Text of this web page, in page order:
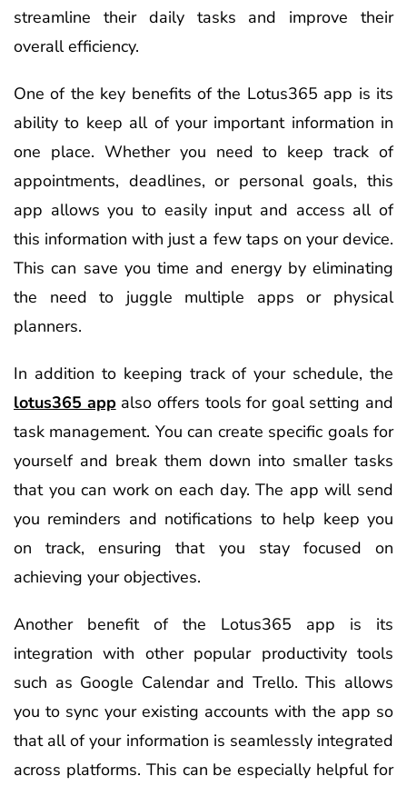
streamline their daily tasks and improve their
overall efficiency.
One of the key benefits of the Lotus365 app is its
ability to keep all of your important information in
one place. Whether you need to keep track of
appointments, deadlines, or personal goals, this
app allows you to easily input and access all of
this information with just a few taps on your device.
This can save you time and energy by eliminating
the need to juggle multiple apps or physical
planners.
In addition to keeping track of your schedule, the
lotus365 app also offers tools for goal setting and
task management. You can create specific goals for
yourself and break them down into smaller tasks
that you can work on each day. The app will send
you reminders and notifications to help keep you
on track, ensuring that you stay focused on
achieving your objectives.
Another benefit of the Lotus365 app is its
integration with other popular productivity tools
such as Google Calendar and Trello. This allows
you to sync your existing accounts with the app so
that all of your information is seamlessly integrated
across platforms. This can be especially helpful for